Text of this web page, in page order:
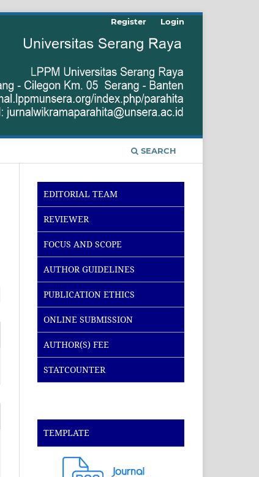
SEARCH
Register Login
EDITORIAL TEAM
REVIEWER
FOCUS AND SCOPE
AUTHOR GUIDELINES
PUBLICATION ETHICS
ONLINE SUBMISSION
AUTHOR(S) FEE
STATCOUNTER
TEMPLATE